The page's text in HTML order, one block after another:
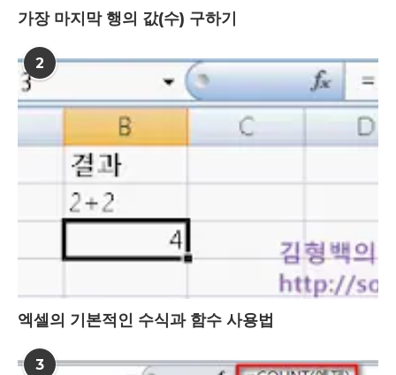
가장 마지막 행의 값(수) 구하기
2
엑셀의 기본적인 수식과 함수 사용법
3